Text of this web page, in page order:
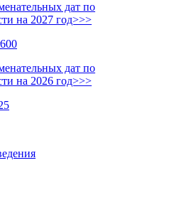
дат по
на 2027 год>>>
дат по
на 2026 год>>>